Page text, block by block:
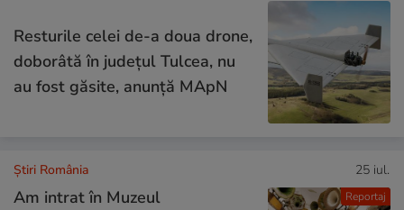
Resturile celei de-a doua drone,
doborâtă în județul Tulcea, nu
au fost găsite, anunță MApN
Reportaj
Știri România 25 iul.
Am intrat în Muzeul